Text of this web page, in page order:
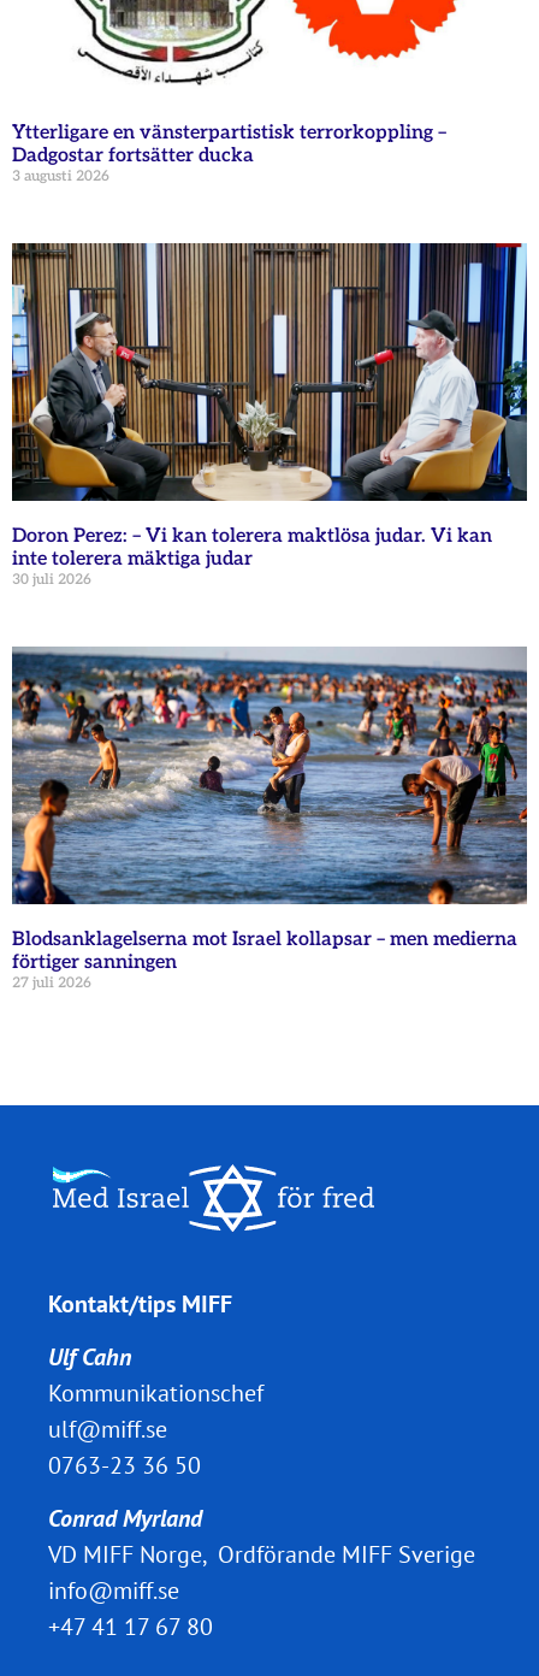
Ytterligare en vänsterpartistisk terrorkoppling –
Dadgostar fortsätter ducka
3 augusti 2026
Doron Perez: – Vi kan tolerera maktlösa judar. Vi kan
inte tolerera mäktiga judar
30 juli 2026
Blodsanklagelserna mot Israel kollapsar – men medierna
förtiger sanningen
27 juli 2026
Kontakt/tips MIFF
Ulf Cahn
Kommunikationschef
ulf@miff.se
0763-23 36 50
Conrad Myrland
VD MIFF Norge, Ordförande MIFF Sverige
info@miff.se
+47 41 17 67 80